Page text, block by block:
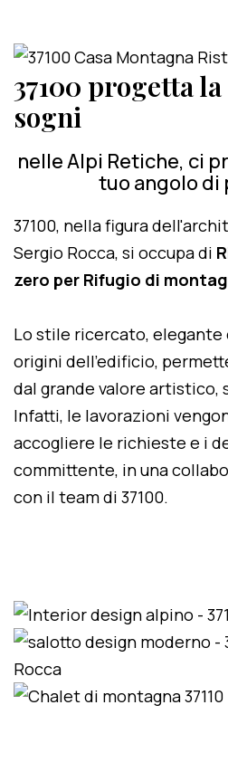
37100 progetta
sogni
nelle Alpi Retiche, ci
tuo angolo di
37100, nella figura
Sergio Rocca, si occupa di
zero per Rifugio di
Lo stile ricercato,
origini dell'edificio,
dal grande valore artistico,
Infatti, le lavorazioni
accogliere le richieste e i
committente, in una
con il team di 37100.